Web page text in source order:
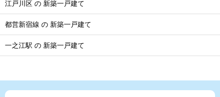
江戸川区 の 新築一戸建て
都営新宿線 の 新築一戸建て
一之江駅 の 新築一戸建て